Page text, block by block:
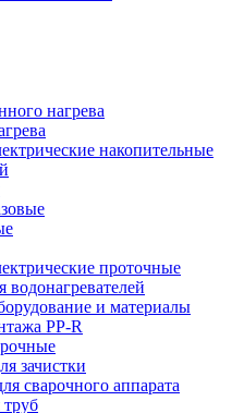
нагрева
накопительные
проточные
и материалы
PP-R
зачистки
сварочного аппарата